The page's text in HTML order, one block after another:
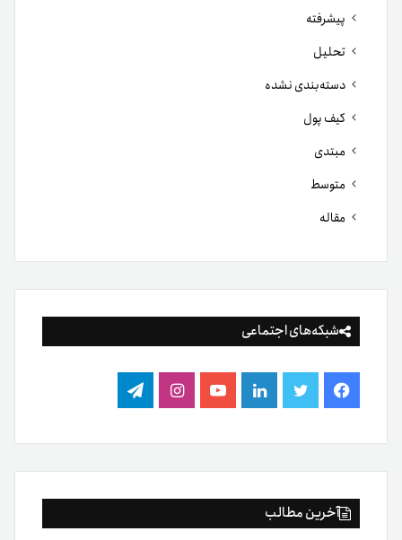
پیشرفته
تحلیل
دسته‌بندی نشده
کیف پول
مبتدی
متوسط
مقاله
شبکه‌های اجتماعی
فیس
بوک
توییتر لینکدینیوتیوباینستاگرام
تلگرام
آخرین مطالب